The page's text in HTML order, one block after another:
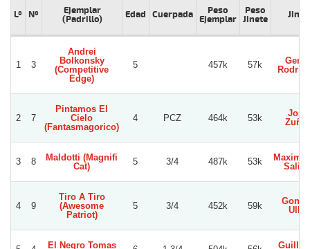
Lº Nº
Ejemplar
(Padrillo)
Edad Cuerpada
Peso
Ejemplar
Peso
Jinete
1 3
Andrei
Bolkonsky
(Competitive
Edge)
5 457k 57k
2 7
Pintamos El
Cielo
(Fantasmagorico)
4 PCZ 464k 53k
3 8
Maldotti (Magnifi
Cat)
5 3/4 487k 53k
4 9
Tiro A Tiro
(Awesome
Patriot)
5 3/4 452k 59k
Ulloa
El Negro Tomas